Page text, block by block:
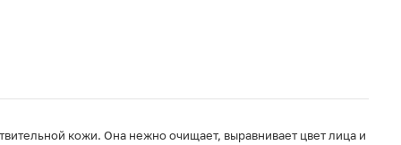
кожи. Она нежно очищает, выравнивает цвет лица и